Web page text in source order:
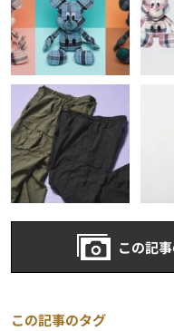
この記
この記事のタグ